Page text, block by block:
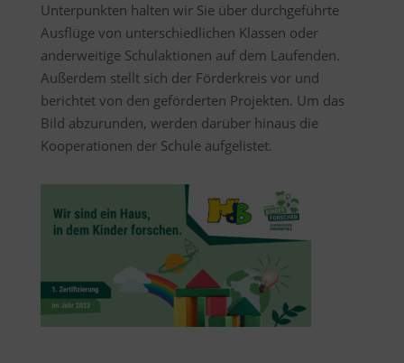
Unterpunkten halten wir Sie über durchgeführte
Ausflüge von unterschiedlichen Klassen oder
anderweitige Schulaktionen auf dem Laufenden.
Außerdem stellt sich der Förderkreis vor und
berichtet von den geförderten Projekten. Um das
Bild abzurunden, werden darüber hinaus die
Kooperationen der Schule aufgelistet.